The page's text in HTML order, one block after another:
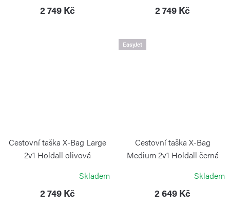
2 749 Kč 2 749 Kč
Cestovní taška X-Bag Large
2v1 Holdall olivová
Skladem
2 749 Kč
EasyJet
Cestovní taška X-Bag
Medium 2v1 Holdall černá
Skladem
2 649 Kč